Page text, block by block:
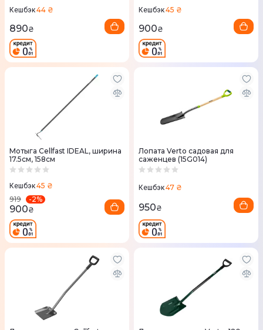
Кешбэк44 ₴
890₴
Кешбэк45 ₴
900₴
Мотыга Cellfast IDEAL, ширина
17.5см, 158см
Кешбэк45 ₴
919
-2%
900₴
Лопата Verto садовая для
саженцев (15G014)
Кешбэк47 ₴
950₴